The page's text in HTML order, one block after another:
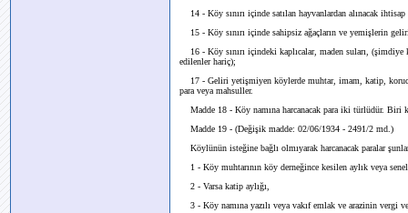
14 - Köy sınırı içinde satılan hayvanlardan alınacak ihtisap
15 - Köy sınırı içinde sahipsiz ağaçların ve yemişlerin
16 - Köy sınırı içindeki kaplıcalar, maden suları,
edilenler hariç);
17 - Geliri yetişmiyen köylerde muhtar, imam, katip,
para veya mahsuller.
Madde 18 - Köy namına harcanacak para iki türlüdür. Biri
Madde 19 - (Değişik madde: 02/06/1934 - 2491/2 md.)
Köylünün isteğine bağlı olmıyarak harcanacak paralar
1 - Köy muhtarının köy derneğince kesilen aylık veya
2 - Varsa katip aylığı,
3 - Köy namına yazılı veya vakıf emlak ve arazinin vergi